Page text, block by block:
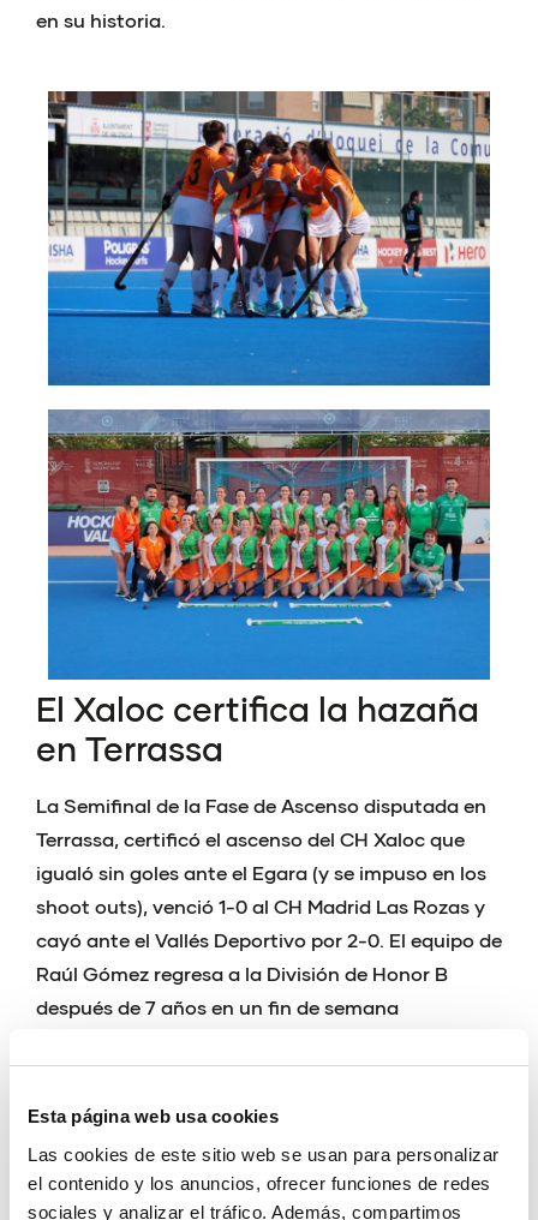
Esta página web usa cookies
Las cookies de este sitio web se usan para personalizar
el contenido y los anuncios, ofrecer funciones de redes
sociales y analizar el tráfico. Además, compartimos
en su historia.
El Xaloc certifica la hazaña
en Terrassa
La Semifinal de la Fase de Ascenso disputada en
Terrassa, certificó el ascenso del CH Xaloc que
igualó sin goles ante el Egara (y se impuso en los
shoot outs), venció 1-0 al CH Madrid Las Rozas y
cayó ante el Vallés Deportivo por 2-0. El equipo de
Raúl Gómez regresa a la División de Honor B
después de 7 años en un fin de semana
clasificó para la Fase Final que decidirá el título de
la Primera División Femenina.